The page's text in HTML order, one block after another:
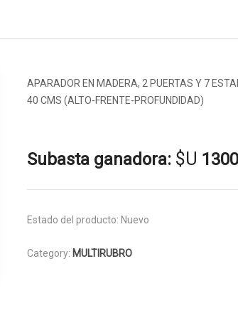
APARADOR EN MADERA, 2 PUERTAS Y 7
40 CMS (ALTO-FRENTE-PROFUNDIDAD)
Subasta ganadora:$U 1300
Estado del producto: Nuevo
Category: MULTIRUBRO